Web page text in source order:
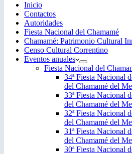
Inicio
Contactos
Autoridades
Fiesta Nacional del Chamamé
Chamamé: Patrimonio Cultural
Censo Cultural Correntino
Eventos anuales
Fiesta Nacional del
34ª Fiesta Nacional
del Chamamé del
33ª Fiesta Nacional
del Chamamé del
32ª Fiesta Nacional
del Chamamé del
31ª Fiesta Nacional
del Chamamé del
30ª Fiesta Nacional